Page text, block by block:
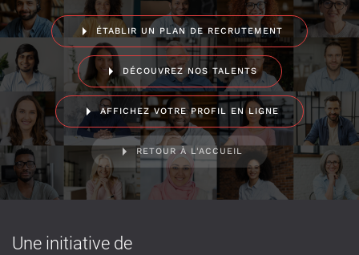
ÉTABLIR UN PLAN DE RECRUTEMENT
DÉCOUVREZ NOS TALENTS
AFFICHEZ VOTRE PROFIL EN LIGNE
RETOUR À L'ACCUEIL
Une initiative de